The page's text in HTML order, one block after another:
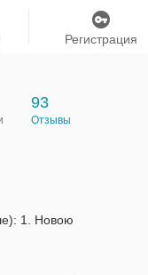
Регистрация
93
Отзывы
1. Новою